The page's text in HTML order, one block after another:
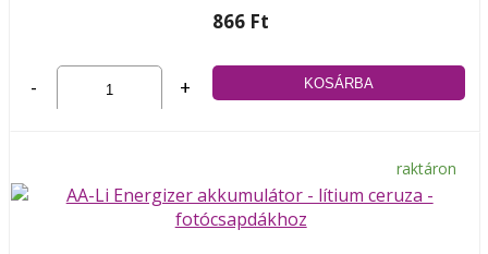
866 Ft
- +
raktáron